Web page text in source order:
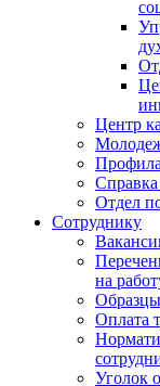
Центр
Справка
Отдел
Сотруднику
на
Оплата
Уголок